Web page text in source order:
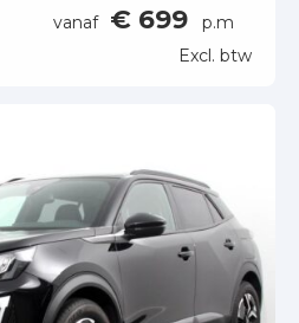
vanaf € 699
p.m
Excl. btw